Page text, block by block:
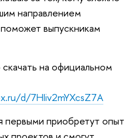
направлением
выпускникам
на официальном
d/7HIiv2mYXcsZ7A
первыми приобретут опыт